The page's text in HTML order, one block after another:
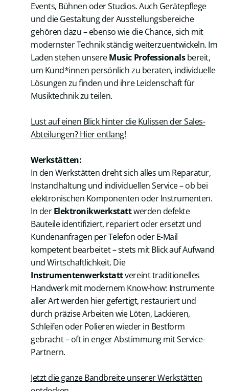
Events, Bühnen oder Studios. Auch Gerätepflege
und die Gestaltung der Ausstellungsbereiche
gehören dazu – ebenso wie die Chance, sich mit
modernster Technik ständig weiterzuentwickeln. Im
Laden stehen unsereMusic Professionalsbereit,
um Kund*innen persönlich zu beraten, individuelle
Lösungen zu finden und ihre Leidenschaft für
Musiktechnik zu teilen.
Lust auf einen Blick hinter die Kulissen der Sales-
Abteilungen? Hier entlang!
Werkstätten:
In den Werkstätten dreht sich alles um Reparatur,
Instandhaltung und individuellen Service – ob bei
elektronischen Komponenten oder Instrumenten.
In derElektronikwerkstattwerden defekte
Bauteile identifiziert, repariert oder ersetzt und
Kundenanfragen per Telefon oder E-Mail
kompetent bearbeitet – stets mit Blick auf Aufwand
und Wirtschaftlichkeit. Die
Instrumentenwerkstattvereint traditionelles
Handwerk mit modernem Know-how: Instrumente
aller Art werden hier gefertigt, restauriert und
durch präzise Arbeiten wie Löten, Lackieren,
Schleifen oder Polieren wieder in Bestform
gebracht – oft in enger Abstimmung mit Service-
Partnern.
Jetzt die ganze Bandbreite unserer Werkstätten